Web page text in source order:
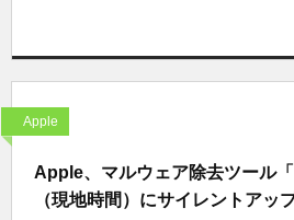
Apple
Apple、マルウェア除去ツール
（現地時間）にサイレントアッ